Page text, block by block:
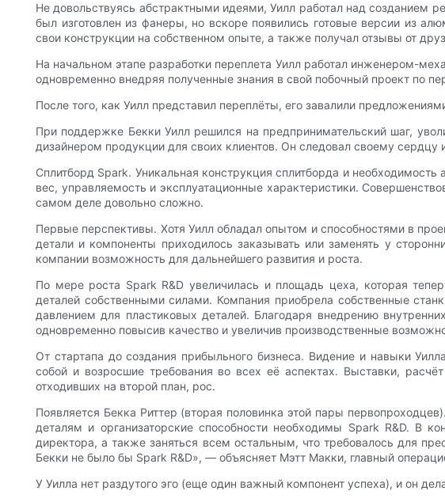
Не довольствуясь абстрактными идеями, Уилл работал над созданием
был изготовлен из фанеры, но вскоре появились готовые версии из
свои конструкции на собственном опыте, а также получал отзывы от
На начальном этапе разработки переплета Уилл работал инженером-
одновременно внедряя полученные знания в свой побочный проект по
После того, как Уилл представил переплёты, его завалили
При поддержке Бекки Уилл решился на предпринимательский шаг,
дизайнером продукции для своих клиентов. Он следовал своему сердцу
Сплитборд Spark. Уникальная конструкция сплитборда и
вес, управляемость и эксплуатационные характеристики.
самом деле довольно сложно.
Первые перспективы. Хотя Уилл обладал опытом и способностями в
детали и компоненты приходилось заказывать или заменять у
компании возможность для дальнейшего развития и роста.
По мере роста Spark R&D увеличилась и площадь цеха, которая
деталей собственными силами. Компания приобрела собственные
давлением для пластиковых деталей. Благодаря внедрению
одновременно повысив качество и увеличив производственные
От стартапа до создания прибыльного бизнеса. Видение и навыки
собой и возросшие требования во всех её аспектах. Выставки,
отходивших на второй план, рос.
Появляется Бекка Риттер (вторая половинка этой пары
деталям и организаторские способности необходимы Spark R&D. В
директора, а также заняться всем остальным, что требовалось для
Бекки не было бы Spark R&D», — объясняет Мэтт Макки, главный
У Уилла нет раздутого эго (еще один важный компонент успеха), и он